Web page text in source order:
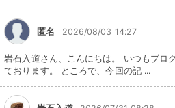
匿名 2026/08/03 14:27
岩石入道さん、こんにちは。 いつもブロ
ております。 ところで、今回の記 ...